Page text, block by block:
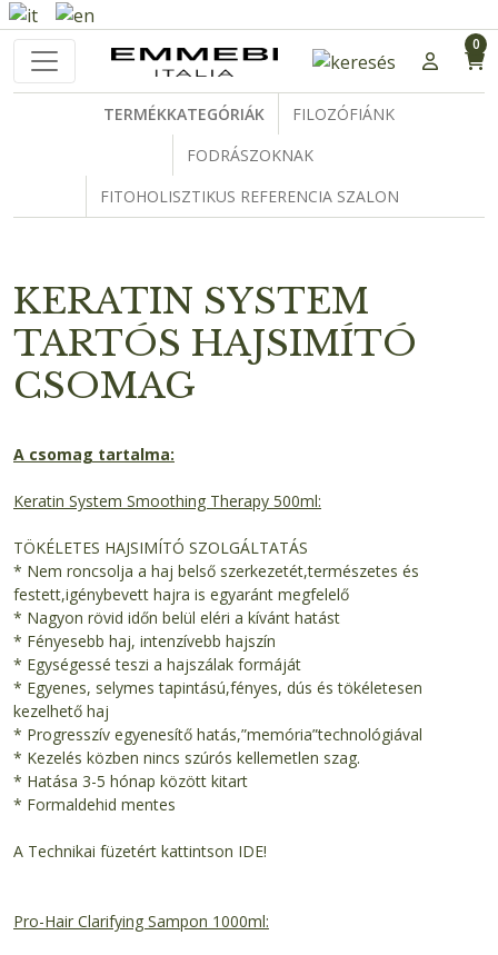
TERMÉKKATEGÓRIÁK
FILOZÓFIÁNK
FODRÁSZOKNAK
FITOHOLISZTIKUS REFERENCIA SZALON
0
KERATIN SYSTEM
TARTÓS HAJSIMÍTÓ
CSOMAG
A csomag tartalma:
Keratin System Smoothing Therapy 500ml:
TÖKÉLETES HAJSIMÍTÓ SZOLGÁLTATÁS
* Nem roncsolja a haj belső szerkezetét,természetes és
festett,igénybevett hajra is egyaránt megfelelő
* Nagyon rövid időn belül eléri a kívánt hatást
* Fényesebb haj, intenzívebb hajszín
* Egységessé teszi a hajszálak formáját
* Egyenes, selymes tapintású,fényes, dús és tökéletesen
kezelhető haj
* Progresszív egyenesítő hatás,”memória”technológiával
* Kezelés közben nincs szúrós kellemetlen szag.
* Hatása 3-5 hónap között kitart
* Formaldehid mentes
A Technikai füzetért kattintson IDE!
Pro-Hair Clarifying Sampon 1000ml: